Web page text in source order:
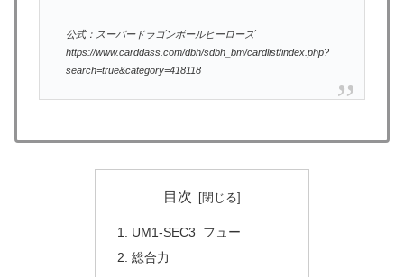
公式：スーパードラゴンボールヒーローズ
https://www.carddass.com/dbh/sdbh_bm/cardlist/index.php?
search=true&category=418118
目次
UM1-SEC3 フュー
総合力